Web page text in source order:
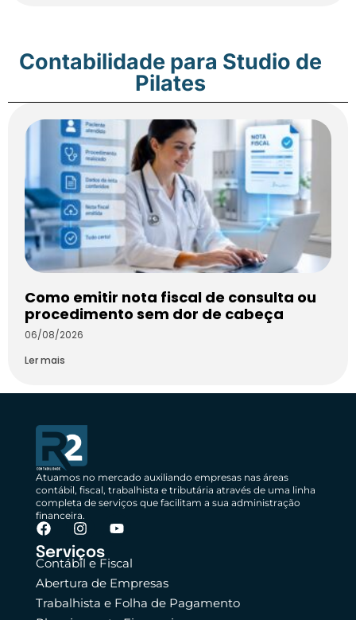
Contabilidade para Studio de
Pilates
Como emitir nota fiscal de consulta ou
procedimento sem dor de cabeça
06/08/2026
Ler mais
Atuamos no mercado auxiliando empresas nas áreas
contábil, fiscal, trabalhista e tributária através de uma linha
completa de serviços que facilitam a sua administração
financeira.
Serviços
Contábil e Fiscal
Abertura de Empresas
Trabalhista e Folha de Pagamento